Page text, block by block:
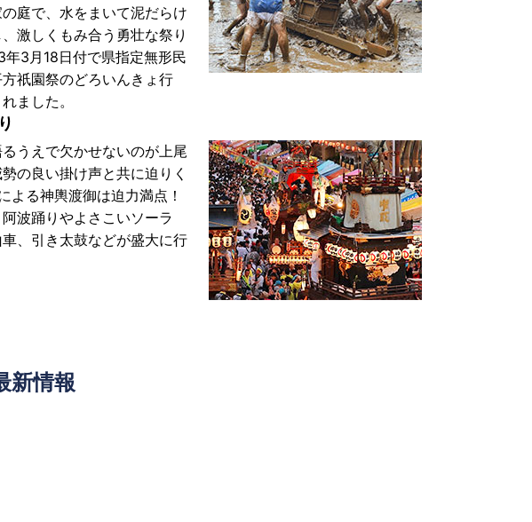
庭で、水をまいて泥だらけ
激しくもみ合う勇壮な祭り
年3月18日付で県指定無形民
祇園祭のどろいんきょ行
ました。
うえで欠かせないのが上尾
の良い掛け声と共に迫りく
よる神輿渡御は迫力満点！
波踊りやよさこいソーラ
、引き太鼓などが盛大に行
新情報